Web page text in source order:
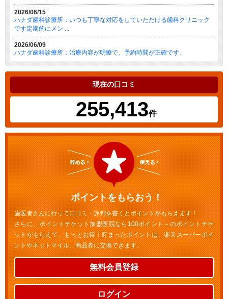
2026/06/15
ハナダ歯科診療所：いつも丁寧な対応をしていただける歯科クリニック
です定期的にメン ...
2026/06/09
ハナダ歯科診療所：治療内容が明瞭で、予約時間が正確です。
現在の口コミ
255,413件
ポイントをもらおう！
歯医者さんに行って口コミ・評判を書くとポイントがもらえます！
さらに、ポイントチケット加盟医院なら100ポイント～のポイントチケ
ットがもらえて、もっとお得！貯まったポイントは、楽天スーパーポイ
ントやネットマイル、商品券に交換できます。
無料会員登録
ログイン